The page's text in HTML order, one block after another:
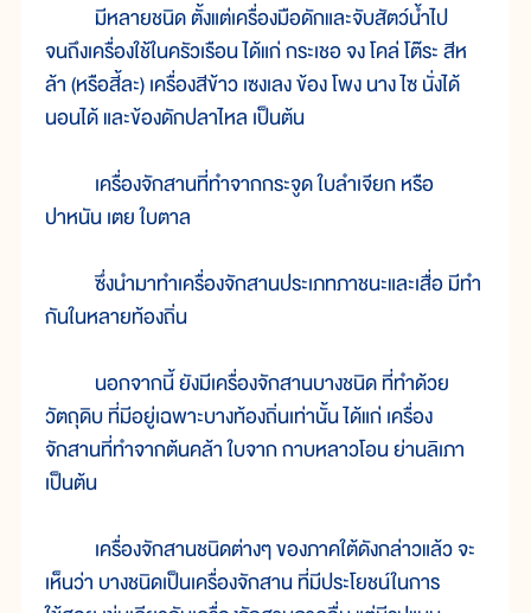
มีหลายชนิด ตั้งแต่เครื่องมือดักและจับสัตว์น้ำไป
จนถึงเครื่องใช้ในครัวเรือน ได้แก่ กระเชอ จง โคล่ โต๊ระ สีห
ล้า (หรือสี้ละ) เครื่องสีข้าว เซงเลง ข้อง โพง นาง ไซ นั่งได้
นอนได้ และข้องดักปลาไหล เป็นต้น
เครื่องจักสานที่ทำจากกระจูด ใบลำเจียก หรือ
ปาหนัน เตย ใบตาล
ซึ่งนำมาทำเครื่องจักสานประเภทภาชนะและเสื่อ มีทำ
กันในหลายท้องถิ่น
นอกจากนี้ ยังมีเครื่องจักสานบางชนิด ที่ทำด้วย
วัตถุดิบ ที่มีอยู่เฉพาะบางท้องถิ่นเท่านั้น ได้แก่ เครื่อง
จักสานที่ทำจากต้นคล้า ใบจาก กาบหลาวโอน ย่านลิเภา
เป็นต้น
เครื่องจักสานชนิดต่างๆ ของภาคใต้ดังกล่าวแล้ว จะ
เห็นว่า บางชนิดเป็นเครื่องจักสาน ที่มีประโยชน์ในการ